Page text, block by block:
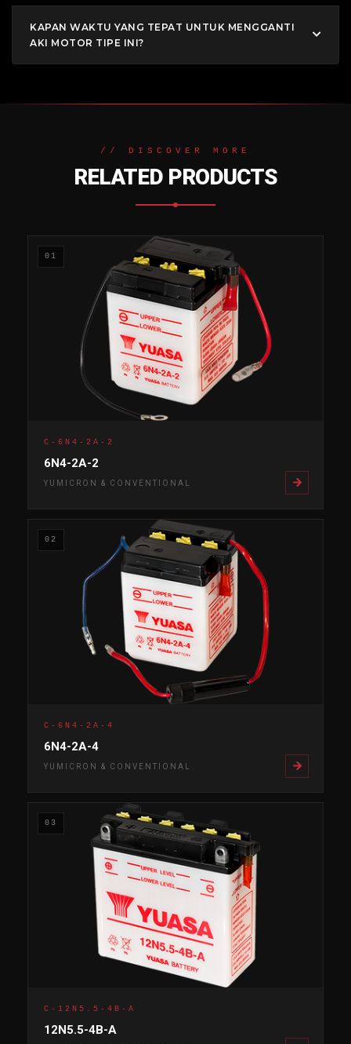
KAPAN WAKTU YANG TEPAT UNTUK MENGGANTI
AKI MOTOR TIPE INI?
// DISCOVER MORE
RELATED PRODUCTS
01
C-6N4-2A-2
6N4-2A-2
YUMICRON & CONVENTIONAL
02
C-6N4-2A-4
6N4-2A-4
YUMICRON & CONVENTIONAL
03
C-12N5.5-4B-A
12N5.5-4B-A